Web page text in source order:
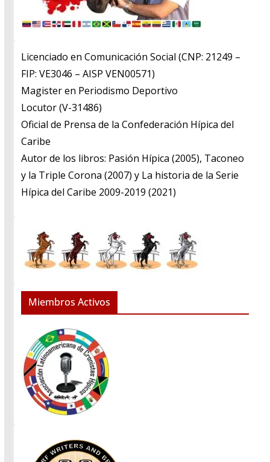
Licenciado en Comunicación Social (CNP: 21249 –
FIP: VE3046 – AISP VEN00571)
​Magister en Periodismo Deportivo
​Locutor (V-31486)
​Oficial de Prensa de la Confederación Hípica del
Caribe
​Autor de los libros: Pasión Hípica (2005), Taconeo
y la Triple Corona (2007) y La historia de la Serie
Hípica del Caribe 2009-2019 (2021)
Miembros Activos